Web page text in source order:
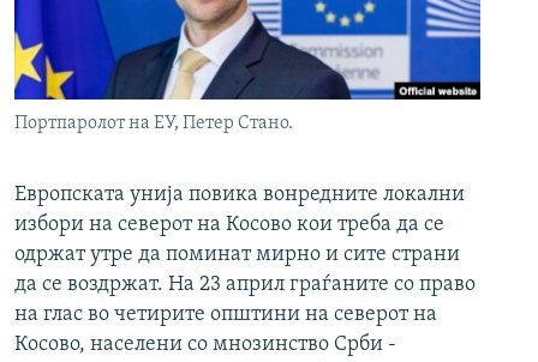
РСЕ веб страници
Портпаролот на ЕУ, Петер Стано.
Европската унија повика вонредните локални
избори на северот на Косово кои треба да се
одржат утре да поминат мирно и сите страни
да се воздржат. На 23 април граѓаните со право
на глас во четирите општини на северот на
Косово, населени со мнозинство Срби -